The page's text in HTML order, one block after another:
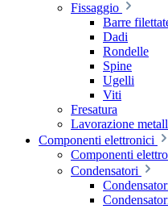
Fissaggio
Barre
Dadi
Rondelle
Spine
Ugelli
Viti
Fresatura
Lavorazione
Componenti elettronici
Componenti
Condensatori